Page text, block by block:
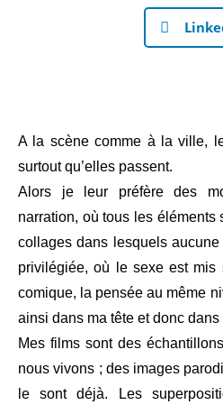
A la scène comme à la ville,
surtout qu’elles passent.
Alors je leur préfère des
narration, où tous les éléments
collages dans lesquels aucune
privilégiée, où le sexe est
comique, la pensée au même
ainsi dans ma tête et donc dans
Mes films sont des
nous vivons ; des images
le sont déjà. Les